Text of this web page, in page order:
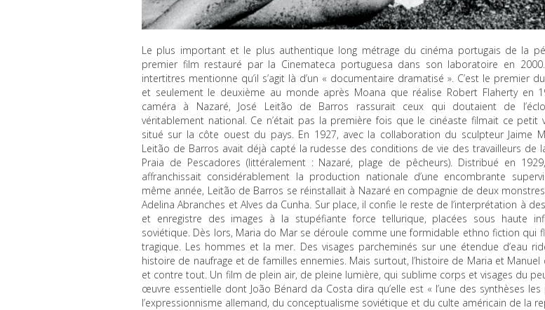
Le plus important et le plus authentique long métrage du cinéma portugais de la
premier film restauré par la Cinemateca portuguesa dans son laboratoire en
intertitres mentionne qu’il s’agit là d’un « documentaire dramatisé ». C’est le premier
et seulement le deuxième au monde après Moana que réalise Robert Flaherty en
caméra à Nazaré, José Leitão de Barros rassurait ceux qui doutaient de
véritablement national. Ce n’était pas la première fois que le cinéaste filmait ce petit
situé sur la côte ouest du pays. En 1927, avec la collaboration du sculpteur Jaime
Leitão de Barros avait déjà capté la rudesse des conditions de vie des travailleurs de
Praia de Pescadores (littéralement : Nazaré, plage de pêcheurs). Distribué en
affranchissait considérablement la production nationale d’une encombrante
même année, Leitão de Barros se réinstallait à Nazaré en compagnie de deux
Adelina Abranches et Alves da Cunha. Sur place, il confie le reste de l’interprétation à
et enregistre des images à la stupéfiante force tellurique, placées sous haute
soviétique. Dès lors, Maria do Mar se déroule comme une formidable ethno fiction qui
tragique. Les hommes et la mer. Des visages parcheminés sur une étendue d’eau
histoire de naufrage et de familles ennemies. Mais surtout, l’histoire de Maria et Manuel
et contre tout. Un film de plein air, de pleine lumière, qui sublime corps et visages du
œuvre essentielle dont João Bénard da Costa dira qu’elle est « l’une des synthèses
l’expressionnisme allemand, du conceptualisme soviétique et du culte américain de la